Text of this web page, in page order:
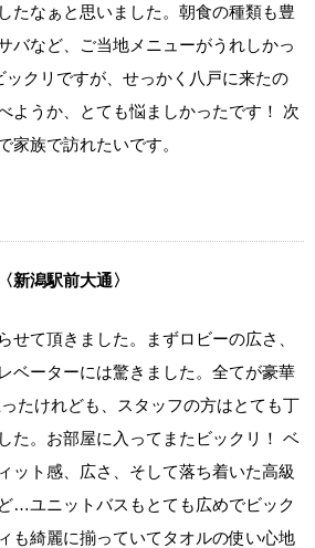
たなぁと思いました。朝食の種類も豊
バなど、ご当地メニューがうれしかっ
ックリですが、せっかく八戸に来たの
ようか、とても悩ましかったです！ 次
家族で訪れたいです。
新潟駅前大通〉
せて頂きました。まずロビーの広さ、
ベーターには驚きました。全てが豪華
たけれども、スタッフの方はとても丁
た。お部屋に入ってまたビックリ！ ベ
ット感、広さ、そして落ち着いた高級
…ユニットバスもとても広めでビック
も綺麗に揃っていてタオルの使い心地